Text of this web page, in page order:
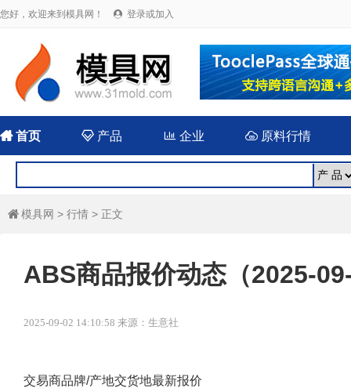
您好，欢迎来到模具网！  登录或加入
首页  产品 企业 原料行情
 模具网 > 行情 > 正文
ABS商品报价动态（2025-
2025-09-02 14:10:58 来源：生意社
交易商品牌/产地交货地最新报价